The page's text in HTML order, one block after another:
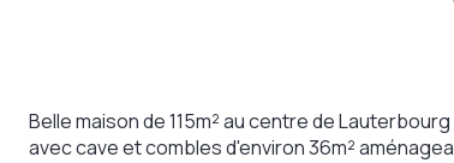
Belle maison de 115m² au centre de
avec cave et combles d'environ 36m²